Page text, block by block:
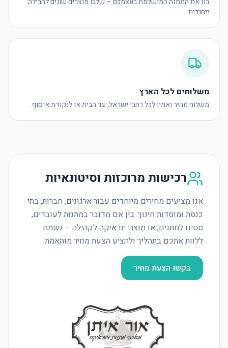
ייחודית.
משלוחים לכל הארץ
משלוח מהיר ואמין לכל רחבי ישראל, עד הבית או לנקודת איסוף.
רכישות מרוכזות וסיטונאיות
אנו מציעים מחירים מיוחדים עבור ארגונים, חברות, בתי
כנסת ומוסדות חינוך. בין אם מדובר במתנות לעובדים,
סטים לחתנים, או מוצרי יודאיקה לקהילה – נשמח
ללוות אתכם בתהליך ולהציע הצעת מחיר מותאמת.
בקשו הצעת מחיר